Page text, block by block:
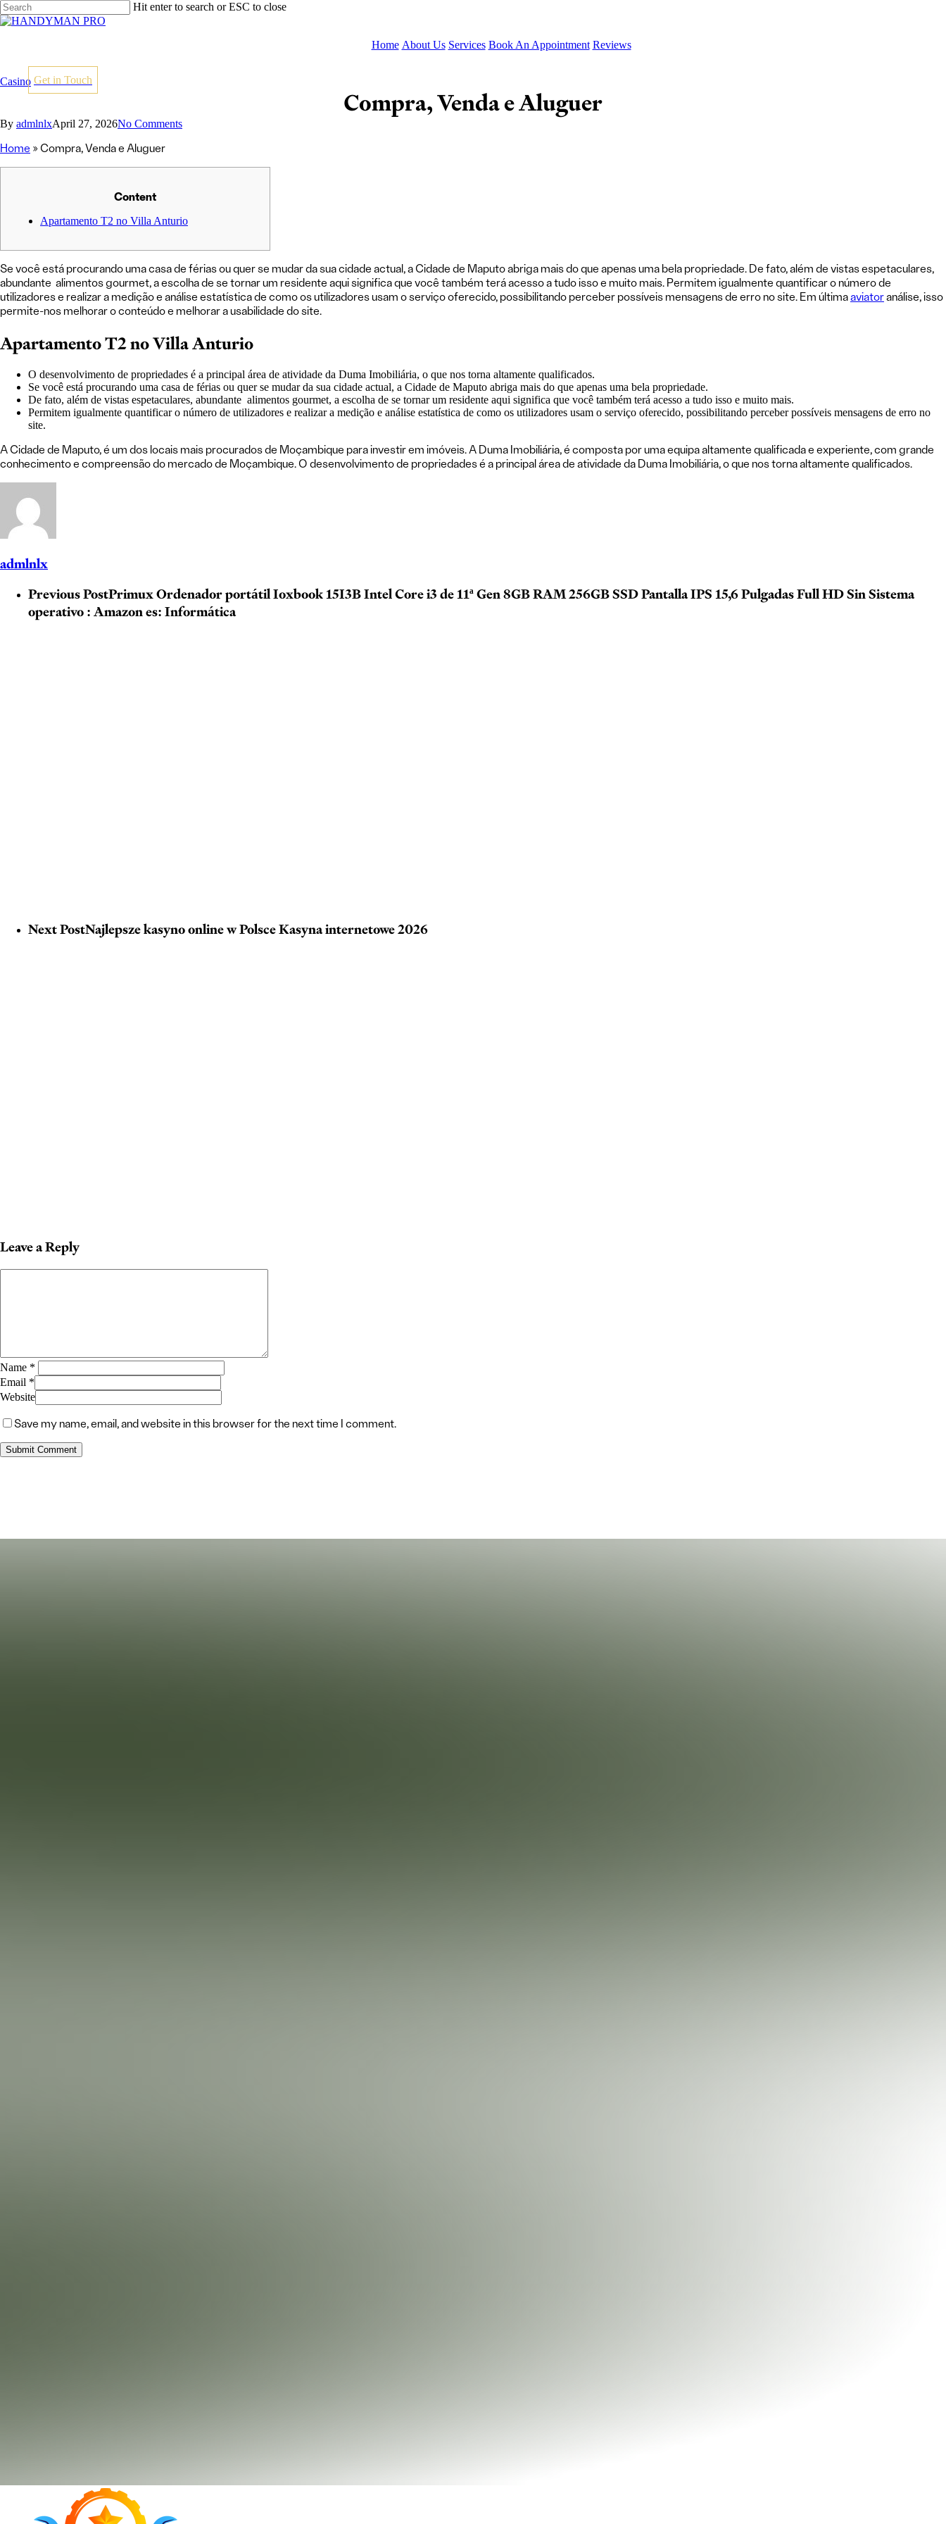
Skip
to
Hit enter to search or ESC to close
Close
Menu
Home About Us Services Book An Appointment Reviews
Get in Touch
Casino
Compra, Venda e Aluguer
By admlnlxApril 27, 2026No Comments
Home » Compra, Venda e Aluguer
Content
Apartamento T2 no Villa Anturio
Se você está procurando uma casa de férias ou quer se mudar da sua cidade actual, a Cidade de Maputo abriga mais do que apenas uma bela propriedade. De fato, além de vistas espetaculares,
abundante alimentos gourmet, a escolha de se tornar um residente aqui significa que você também terá acesso a tudo isso e muito mais. Permitem igualmente quantificar o número de
utilizadores e realizar a medição e análise estatística de como os utilizadores usam o serviço oferecido, possibilitando perceber possíveis mensagens de erro no site. Em últimaaviatoranálise, isso
permite-nos melhorar o conteúdo e melhorar a usabilidade do site.
Apartamento T2 no Villa Anturio
O desenvolvimento de propriedades é a principal área de atividade da Duma Imobiliária, o que nos torna altamente qualificados.
Se você está procurando uma casa de férias ou quer se mudar da sua cidade actual, a Cidade de Maputo abriga mais do que apenas uma bela propriedade.
De fato, além de vistas espetaculares, abundante alimentos gourmet, a escolha de se tornar um residente aqui significa que você também terá acesso a tudo isso e muito mais.
Permitem igualmente quantificar o número de utilizadores e realizar a medição e análise estatística de como os utilizadores usam o serviço oferecido, possibilitando perceber possíveis mensagens de erro no
site.
A Cidade de Maputo, é um dos locais mais procurados de Moçambique para investir em imóveis. A Duma Imobiliária, é composta por uma equipa altamente qualificada e experiente, com grande
conhecimento e compreensão do mercado de Moçambique. O desenvolvimento de propriedades é a principal área de atividade da Duma Imobiliária, o que nos torna altamente qualificados.
admlnlx
Previous PostPrimux Ordenador portátil Ioxbook 15I3B Intel Core i3 de 11ª Gen 8GB RAM 256GB SSD Pantalla IPS 15,6 Pulgadas Full HD Sin Sistema
operativo : Amazon es: Informática
Next PostNajlepsze kasyno online w Polsce Kasyna internetowe 2026
Leave a Reply
Name *
Email *
Website
Save my name, email, and website in this browser for the next time I comment.